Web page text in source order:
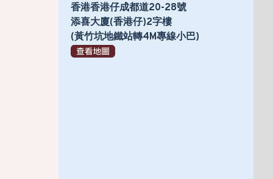
香港香港仔成都道20-28號
添喜大廈(香港仔)2字樓
(黃竹坑地鐵站轉4M專線小巴)